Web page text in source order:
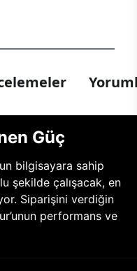
Güç
bilgisayara sahip
şekilde çalışacak, en
Siparişini verdiğin
performans ve